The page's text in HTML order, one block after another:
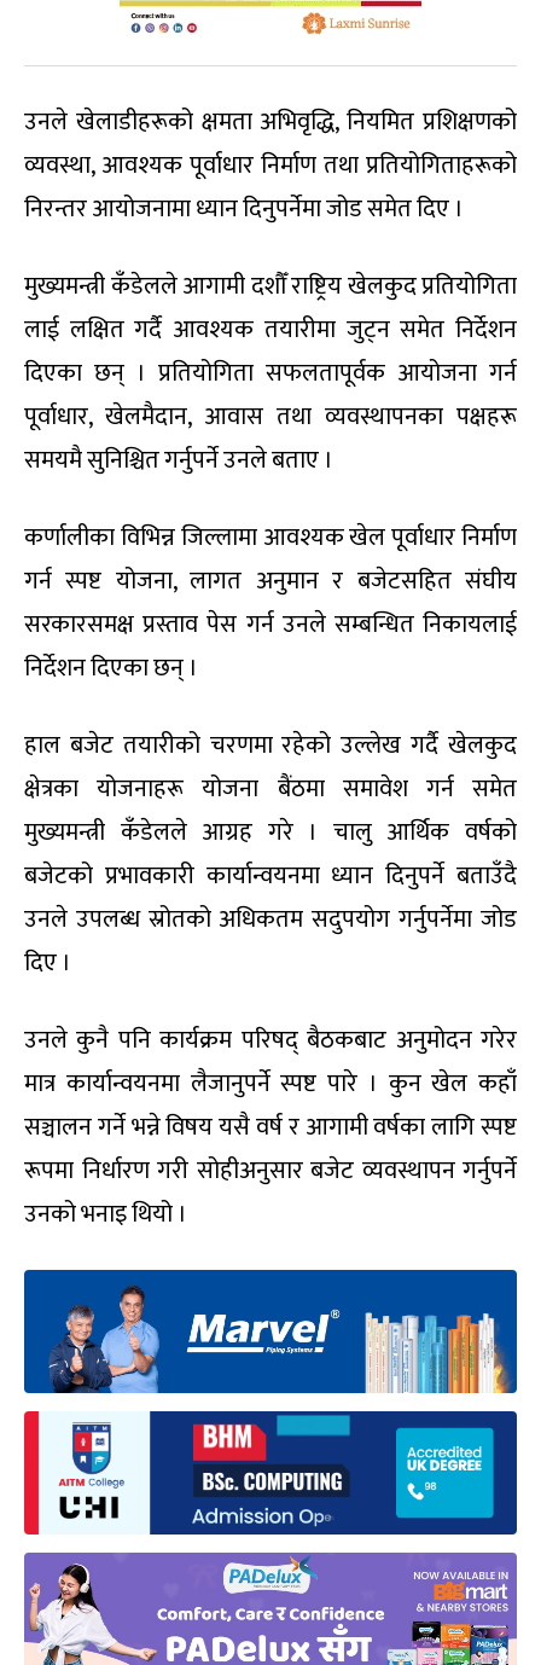
उनले खेलाडीहरूको क्षमता अभिवृद्धि, नियमित प्रशिक्षणको
व्यवस्था, आवश्यक पूर्वाधार निर्माण तथा प्रतियोगिताहरूको
निरन्तर आयोजनामा ध्यान दिनुपर्नेमा जोड समेत दिए ।
मुख्यमन्त्री कँडेलले आगामी दशौँ राष्ट्रिय खेलकुद प्रतियोगिता
लाई लक्षित गर्दै आवश्यक तयारीमा जुट्न समेत निर्देशन
दिएका छन् । प्रतियोगिता सफलतापूर्वक आयोजना गर्न
पूर्वाधार, खेलमैदान, आवास तथा व्यवस्थापनका पक्षहरू
समयमै सुनिश्चित गर्नुपर्ने उनले बताए ।
कर्णालीका विभिन्न जिल्लामा आवश्यक खेल पूर्वाधार निर्माण
गर्न स्पष्ट योजना, लागत अनुमान र बजेटसहित संघीय
सरकारसमक्ष प्रस्ताव पेस गर्न उनले सम्बन्धित निकायलाई
निर्देशन दिएका छन् ।
हाल बजेट तयारीको चरणमा रहेको उल्लेख गर्दै खेलकुद
क्षेत्रका योजनाहरू योजना बैंठमा समावेश गर्न समेत
मुख्यमन्त्री कँडेलले आग्रह गरे । चालु आर्थिक वर्षको
बजेटको प्रभावकारी कार्यान्वयनमा ध्यान दिनुपर्ने बताउँदै
उनले उपलब्ध स्रोतको अधिकतम सदुपयोग गर्नुपर्नेमा जोड
दिए ।
उनले कुनै पनि कार्यक्रम परिषद् बैठकबाट अनुमोदन गरेर
मात्र कार्यान्वयनमा लैजानुपर्ने स्पष्ट पारे । कुन खेल कहाँ
सञ्चालन गर्ने भन्ने विषय यसै वर्ष र आगामी वर्षका लागि स्पष्ट
रूपमा निर्धारण गरी सोहीअनुसार बजेट व्यवस्थापन गर्नुपर्ने
उनको भनाइ थियो ।